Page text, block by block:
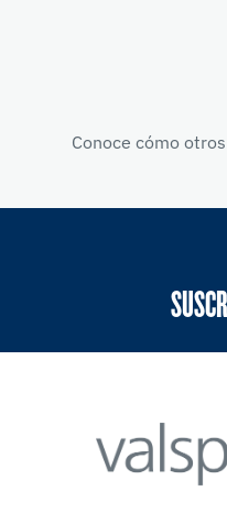
Conoce cómo